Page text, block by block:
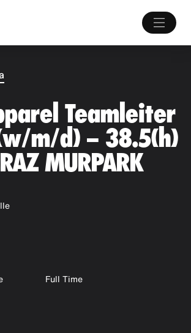
Teamleiter
m/d) – 38.5(h)
MURPARK
Full Time